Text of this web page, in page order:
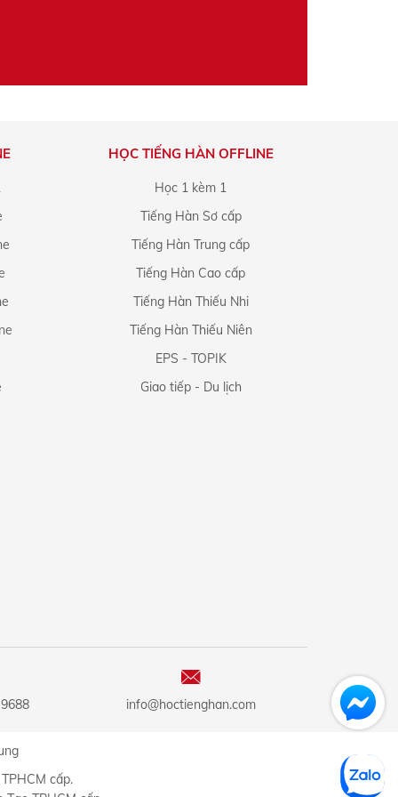
HỌC TIẾNG HÀN OFFLINE
Học 1 kèm 1
Tiếng Hàn Sơ cấp
Tiếng Hàn Trung cấp
Tiếng Hàn Cao cấp
Tiếng Hàn Thiếu Nhi
Tiếng Hàn Thiếu Niên
EPS - TOPIK
Giao tiếp - Du lịch
info@hoctienghan.com
cấp.